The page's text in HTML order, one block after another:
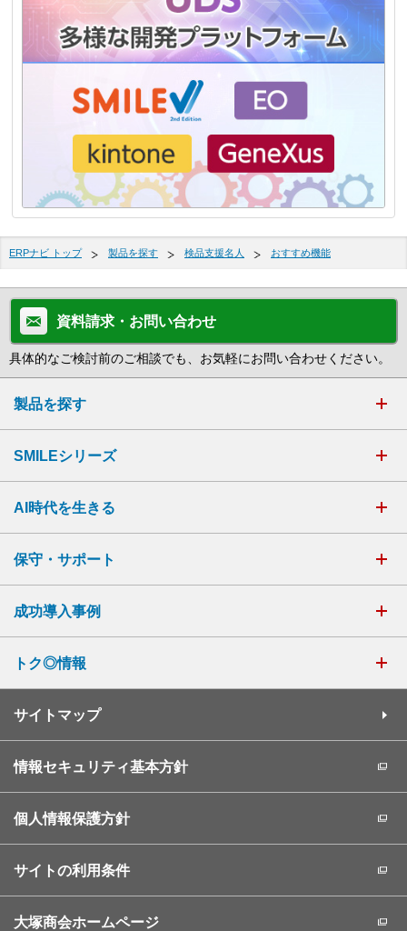
ERPナビ トップ 製品を探す 検品支援名人 おすすめ機能
資料請求・お問い合わせ
具体的なご検討前のご相談でも、お気軽にお問い合わせください。
製品を探す
SMILEシリーズ
AI時代を生きる
保守・サポート
成功導入事例
トク◎情報
サイトマップ
情報セキュリティ基本方針
個人情報保護方針
サイトの利用条件
大塚商会ホームページ